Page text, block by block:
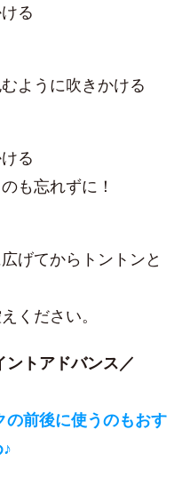
る
ように吹きかける
る
も忘れずに！
げてからトントンと
ください。
ントアドバンス／
の前後に使うのもおす